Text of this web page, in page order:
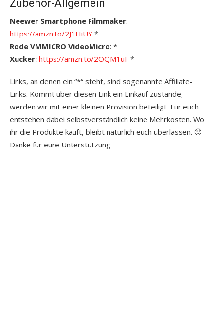
Zubehör-Allgemein
Neewer Smartphone Filmmaker:
https://amzn.to/2J1HiUY *
Rode VMMICRO VideoMicro: *
Xucker: https://amzn.to/2OQM1uF *
Links, an denen ein “*“ steht, sind sogenannte Affiliate-
Links. Kommt über diesen Link ein Einkauf zustande,
werden wir mit einer kleinen Provision beteiligt. Für euch
entstehen dabei selbstverständlich keine Mehrkosten. Wo
ihr die Produkte kauft, bleibt natürlich euch überlassen. 🙂
Danke für eure Unterstützung